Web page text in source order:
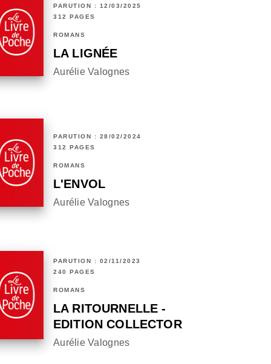
PARUTION : 12/03/2025
312 PAGES
ROMANS
LA LIGNÉE
Aurélie Valognes
PARUTION : 28/02/2024
312 PAGES
ROMANS
L'ENVOL
Aurélie Valognes
PARUTION : 02/11/2023
240 PAGES
ROMANS
LA RITOURNELLE -
EDITION COLLECTOR
Aurélie Valognes